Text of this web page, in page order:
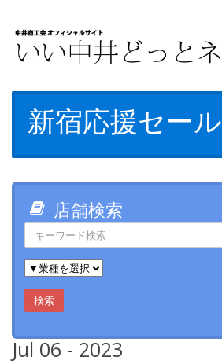
新宿応援セール
店舗検索
検索
Jul 06 - 2023